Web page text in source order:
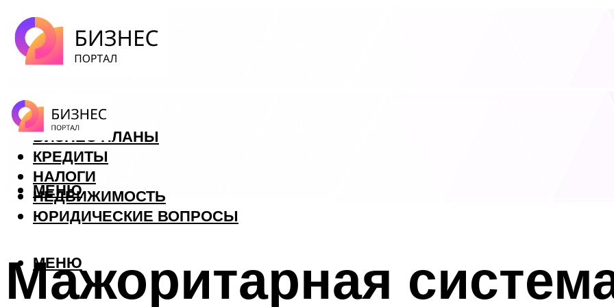
ФОРЕКС
БИЗНЕС ПЛАНЫ
КРЕДИТЫ
НАЛОГИ
НЕДВИЖИМОСТЬ
ЮРИДИЧЕСКИЕ ВОПРОСЫ
МЕНЮ
МЕНЮ
Мажоритарная